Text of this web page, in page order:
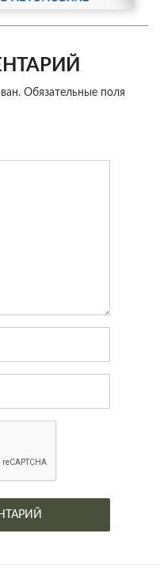
Обязательные поля